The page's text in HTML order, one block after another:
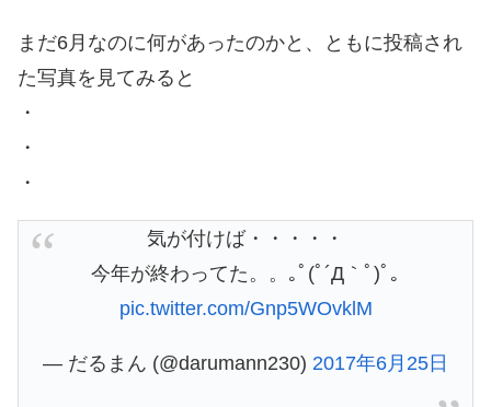
まだ6月なのに何があったのかと、ともに投稿され
た写真を見てみると
・
・
・
気が付けば・・・・・
今年が終わってた。。｡ﾟ(ﾟ´Д｀ﾟ)ﾟ｡
pic.twitter.com/Gnp5WOvklM
— だるまん (@darumann230) 2017年6月25日